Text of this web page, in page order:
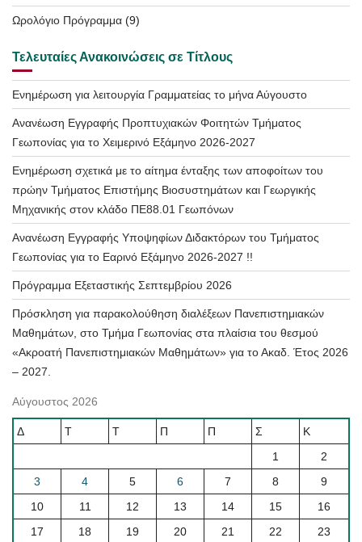
Ωρολόγιο Πρόγραμμα (9)
Τελευταίες Ανακοινώσεις σε Τίτλους
Ενημέρωση για λειτουργία Γραμματείας το μήνα Αύγουστο
Ανανέωση Εγγραφής Προπτυχιακών Φοιτητών Τμήματος
Γεωπονίας για το Χειμερινό Εξάμηνο 2026-2027
Ενημέρωση σχετικά με το αίτημα ένταξης των αποφοίτων του
πρώην Τμήματος Επιστήμης Βιοσυστημάτων και Γεωργικής
Μηχανικής στον κλάδο ΠΕ88.01 Γεωπόνων
Ανανέωση Εγγραφής Υποψηφίων Διδακτόρων του Τμήματος
Γεωπονίας για το Εαρινό Εξάμηνο 2026-2027 !!
Πρόγραμμα Εξεταστικής Σεπτεμβρίου 2026
Πρόσκληση για παρακολούθηση διαλέξεων Πανεπιστημιακών
Μαθημάτων, στο Τμήμα Γεωπονίας στα πλαίσια του θεσμού
«Ακροατή Πανεπιστημιακών Μαθημάτων» για το Ακαδ. Έτος 2026
– 2027.
Αύγουστος 2026
Δ Τ Τ Π Π Σ
Κ
1
2
3
4 5 6 7 8
9
10
11 12 13 14 15
16
17
18 19 20 21 22
23